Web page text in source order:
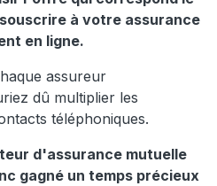
à votre assurance
en ligne.
assureur
dû multiplier les
téléphoniques.
d'assurance mutuelle
gagné un temps précieux